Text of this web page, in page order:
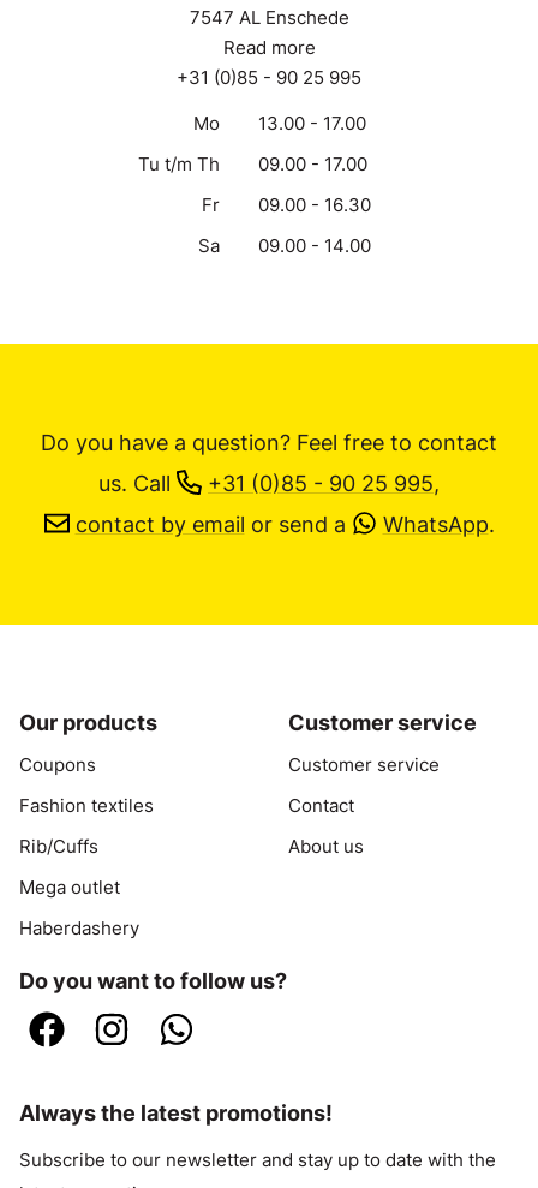
7547 AL Enschede
Read more
+31 (0)85 - 90 25 995
Mo
13.00 - 17.00
Tu t/m Th
09.00 - 17.00
Fr
09.00 - 16.30
Sa
09.00 - 14.00
Do you have a question? Feel free to contact
us. Call +31 (0)85 - 90 25 995,
contact by email or send a WhatsApp.
Our products
Coupons
Fashion textiles
Rib/Cuffs
Mega outlet
Haberdashery
Customer service
Customer service
Contact
About us
Do you want to follow us?
Always the latest promotions!
Subscribe to our newsletter and stay up to date with the